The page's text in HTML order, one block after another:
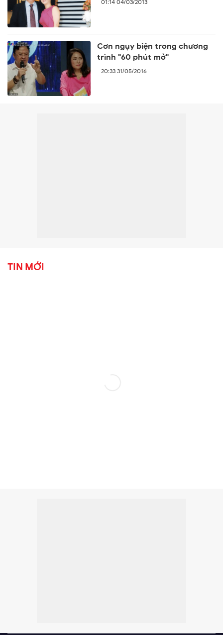
01:14 04/03/2013
Cơn ngụy biện trong chương
trình "60 phút mở"
20:33 31/05/2016
TIN MỚI